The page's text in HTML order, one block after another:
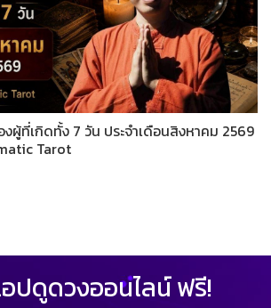
ผู้ที่เกิดทั้ง 7 วัน ประจำเดือนสิงหาคม 2569
Tarot
ปดูดวงออนไลน์ ฟรี!